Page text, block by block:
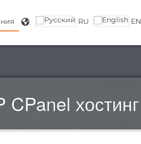
RU EN
хостинг